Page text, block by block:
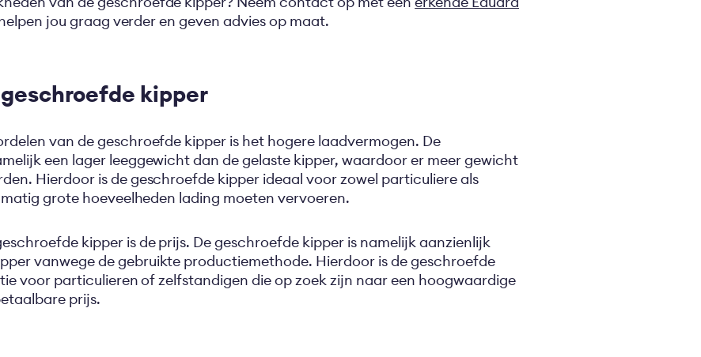
jou graag verder en geven advies op maat.
kipper
van de geschroefde kipper is het hogere laadvermogen. De
een lager leeggewicht dan de gelaste kipper, waardoor er meer gewicht
Hierdoor is de geschroefde kipper ideaal voor zowel particuliere als
grote hoeveelheden lading moeten vervoeren.
kipper is de prijs. De geschroefde kipper is namelijk aanzienlijk
vanwege de gebruikte productiemethode. Hierdoor is de geschroefde
voor particulieren of zelfstandigen die op zoek zijn naar een hoogwaardige
prijs.